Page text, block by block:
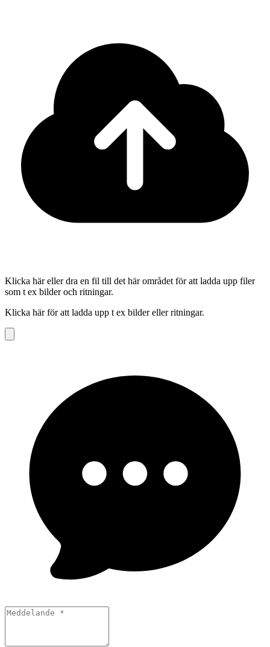
Klicka här eller dra en fil till det här området för att ladda upp filer
som t ex bilder och ritningar.
Klicka här för att ladda upp t ex bilder eller ritningar.